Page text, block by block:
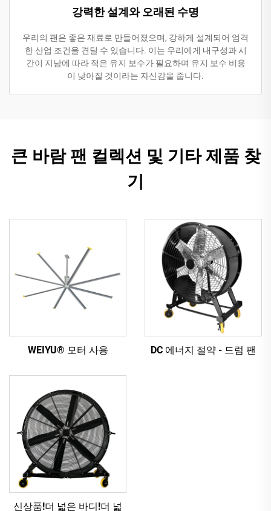
강력한 설계와 오래된 수명
우리의 팬은 좋은 재료로 만들어졌으며, 강하게 설계되어 엄격
한 산업 조건을 견딜 수 있습니다. 이는 우리에게 내구성과 시
간이 지남에 따라 적은 유지 보수가 필요하며 유지 보수 비용
이 낮아질 것이라는 자신감을 줍니다.
큰 바람 팬 컬렉션 및 기타 제품 찾
기
WEIYU® 모터 사용 DC 에너지 절약 - 드럼 팬
신상품!더 넓은 바디!더 넓